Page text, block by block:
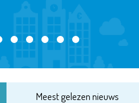
Meest gelezen nieuws